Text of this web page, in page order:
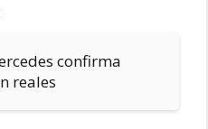
confirma
reales